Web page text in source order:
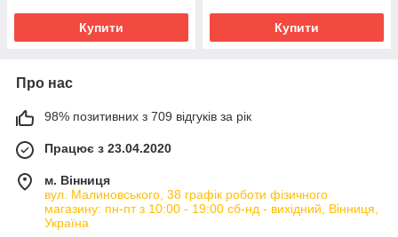
Купити Купити
Про нас
98% позитивних з 709 відгуків за рік
Працює з 23.04.2020
м. Вінниця
вул. Малиновського, 38 графік роботи фізичного
магазину: пн-пт з 10:00 - 19:00 сб-нд - вихідний, Вінниця,
Україна